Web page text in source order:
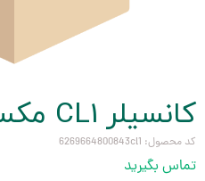
کانسیلر CL1 مکس هيرو
کد محصول: 6269664800843cl1
تماس بگیرید